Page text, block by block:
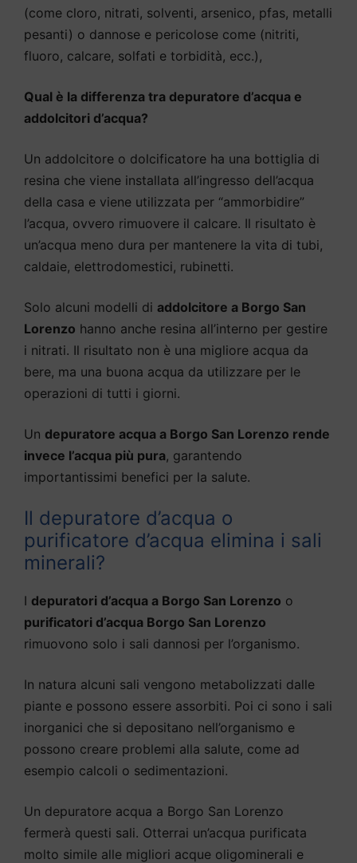
(come cloro, nitrati, solventi, arsenico, pfas, metalli
pesanti) o dannose e pericolose come (nitriti,
fluoro, calcare, solfati e torbidità, ecc.),
Qual è la differenza tra depuratore d’acqua e
addolcitori d’acqua?
Un addolcitore o dolcificatore ha una bottiglia di
resina che viene installata all’ingresso dell’acqua
della casa e viene utilizzata per “ammorbidire”
l’acqua, ovvero rimuovere il calcare. Il risultato è
un’acqua meno dura per mantenere la vita di tubi,
caldaie, elettrodomestici, rubinetti.
Solo alcuni modelli di addolcitore a Borgo San
Lorenzo hanno anche resina all’interno per gestire
i nitrati. Il risultato non è una migliore acqua da
bere, ma una buona acqua da utilizzare per le
operazioni di tutti i giorni.
Un depuratore acqua a Borgo San Lorenzo rende
invece l’acqua più pura, garantendo
importantissimi benefici per la salute.
Il depuratore d’acqua o
purificatore d’acqua elimina i sali
minerali?
I depuratori d’acqua a Borgo San Lorenzo o
purificatori d’acqua Borgo San Lorenzo
rimuovono solo i sali dannosi per l’organismo.
In natura alcuni sali vengono metabolizzati dalle
piante e possono essere assorbiti. Poi ci sono i sali
inorganici che si depositano nell’organismo e
possono creare problemi alla salute, come ad
esempio calcoli o sedimentazioni.
Un depuratore acqua a Borgo San Lorenzo
fermerà questi sali. Otterrai un’acqua purificata
molto simile alle migliori acque oligominerali e